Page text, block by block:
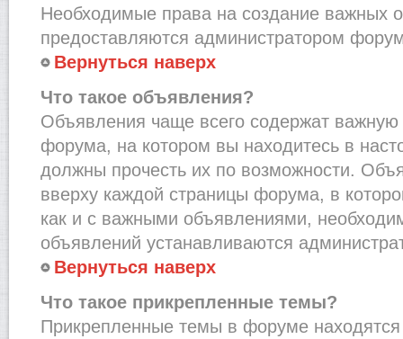
Необходимые права на создание важных
предоставляются администратором
Вернуться наверх
Что такое объявления?
Объявления чаще всего содержат
форума, на котором вы находитесь в
должны прочесть их по возможности.
вверху каждой страницы форума, в
как и с важными объявлениями,
объявлений устанавливаются
Вернуться наверх
Что такое прикрепленные темы?
Прикрепленные темы в форуме